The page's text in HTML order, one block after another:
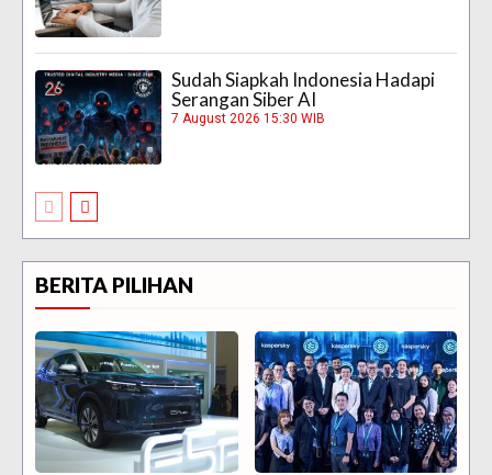
Sudah Siapkah Indonesia Hadapi
Serangan Siber AI
7 August 2026 15:30 WIB
BERITA PILIHAN